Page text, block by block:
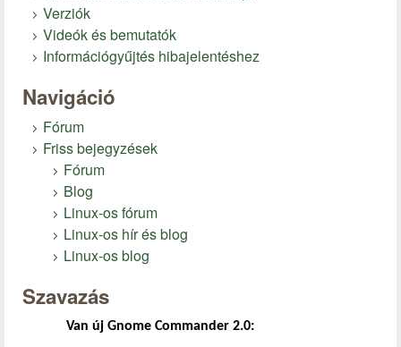
Verziók
Videók és bemutatók
Információgyűjtés hibajelentéshez
Navigáció
Fórum
Friss bejegyzések
Fórum
Blog
Linux-os fórum
Linux-os hír és blog
Linux-os blog
Szavazás
Van új Gnome Commander 2.0: